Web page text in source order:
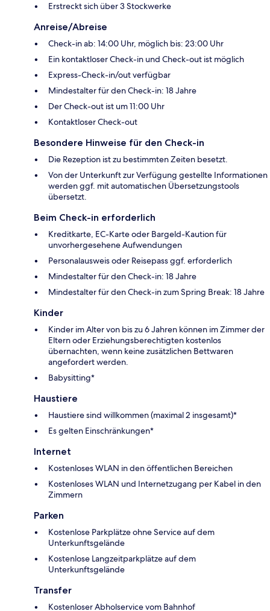
Erstreckt sich über 3 Stockwerke
Anreise/Abreise
Check-in ab: 14:00 Uhr, möglich bis: 23:00 Uhr
Ein kontaktloser Check-in und Check-out ist möglich
Express-Check-in/out verfügbar
Mindestalter für den Check-in: 18 Jahre
Der Check-out ist um 11:00 Uhr
Kontaktloser Check-out
Besondere Hinweise für den Check-in
Die Rezeption ist zu bestimmten Zeiten besetzt.
Von der Unterkunft zur Verfügung gestellte Informationen
werden ggf. mit automatischen Übersetzungstools
übersetzt.
Beim Check-in erforderlich
Kreditkarte, EC-Karte oder Bargeld-Kaution für
unvorhergesehene Aufwendungen
Personalausweis oder Reisepass ggf. erforderlich
Mindestalter für den Check-in: 18 Jahre
Mindestalter für den Check-in zum Spring Break: 18 Jahre
Kinder
Kinder im Alter von bis zu 6 Jahren können im Zimmer der
Eltern oder Erziehungsberechtigten kostenlos
übernachten, wenn keine zusätzlichen Bettwaren
angefordert werden.
Babysitting*
Haustiere
Haustiere sind willkommen (maximal 2 insgesamt)*
Es gelten Einschränkungen*
Internet
Kostenloses WLAN in den öffentlichen Bereichen
Kostenloses WLAN und Internetzugang per Kabel in den
Zimmern
Parken
Kostenlose Parkplätze ohne Service auf dem
Unterkunftsgelände
Kostenlose Langzeitparkplätze auf dem
Unterkunftsgelände
Transfer
Kostenloser Abholservice vom Bahnhof